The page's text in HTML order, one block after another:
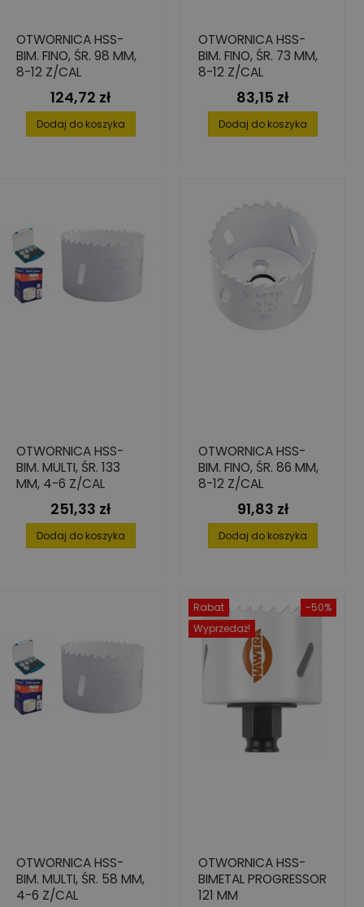
OTWORNICA HSS-
BIM. FINO, ŚR. 98 MM,
8-12 Z/CAL
Cena
124,72 zł
Dodaj do koszyka
OTWORNICA HSS-
BIM. FINO, ŚR. 73 MM,
8-12 Z/CAL
Cena
83,15 zł
Dodaj do koszyka
OTWORNICA HSS-
BIM. MULTI, ŚR. 133
MM, 4-6 Z/CAL
Cena
251,33 zł
Dodaj do koszyka
OTWORNICA HSS-
BIM. FINO, ŚR. 86 MM,
8-12 Z/CAL
Cena
91,83 zł
Dodaj do koszyka
OTWORNICA HSS-
BIM. MULTI, ŚR. 58 MM,
4-6 Z/CAL
-50%
Rabat
Wyprzedaż!
OTWORNICA HSS-
BIMETAL PROGRESSOR
121 MM